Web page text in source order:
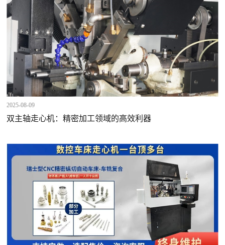
2025-08-09
双主轴走心机：精密加工领域的高效利器